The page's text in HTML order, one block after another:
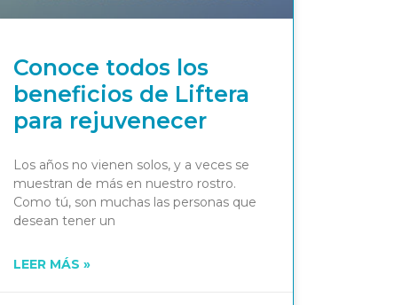
Conoce todos los
beneficios de Liftera
para rejuvenecer
Los años no vienen solos, y a veces se
muestran de más en nuestro rostro.
Como tú, son muchas las personas que
desean tener un
LEER MÁS »